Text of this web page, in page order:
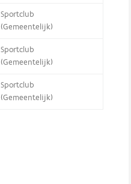
Sportclub
(Gemeentelijk)
Sportclub
(Gemeentelijk)
Sportclub
(Gemeentelijk)